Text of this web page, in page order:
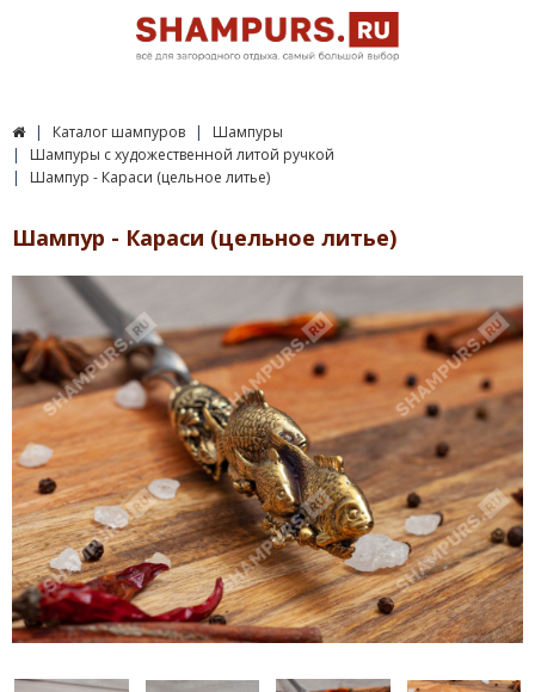
Каталог шампуров
Шампуры
Шампуры c художественной литой ручкой
Шампур - Караси (цельное литье)
Шампур - Караси (цельное литье)